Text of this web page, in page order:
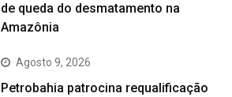
de queda do desmatamento na
Amazônia
Agosto 9, 2026
Petrobahia patrocina requalificação